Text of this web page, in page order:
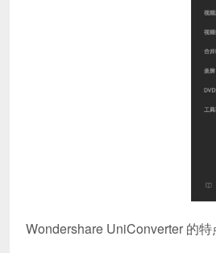
Wondershare UniConverter 的特